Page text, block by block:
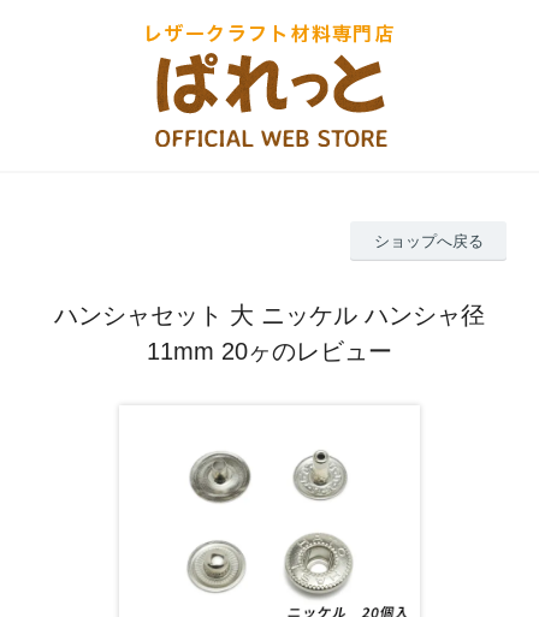
ショップへ戻る
ハンシャセット 大 ニッケル ハンシャ径
11mm 20ヶのレビュー